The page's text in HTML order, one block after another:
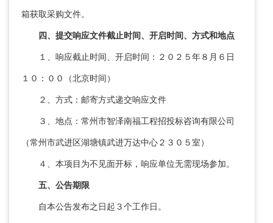
箱获取采购文件。
四、提交响应文件截止时间、开启时间 、方式和地点
１、响应截止时间、开启时间：２０２５年８月６日
１０：００（北京时间）
２、方式：邮寄方式递交响应文件
３、地点：常州市智泽南福工程招投标咨询有限公司
（常州市武进区湖塘镇武进万达中心２３０５室）
４、本项目为不见面开标，响应单位无需现场参加。
五、公告期限
自本公告发布之日起３个工作日。